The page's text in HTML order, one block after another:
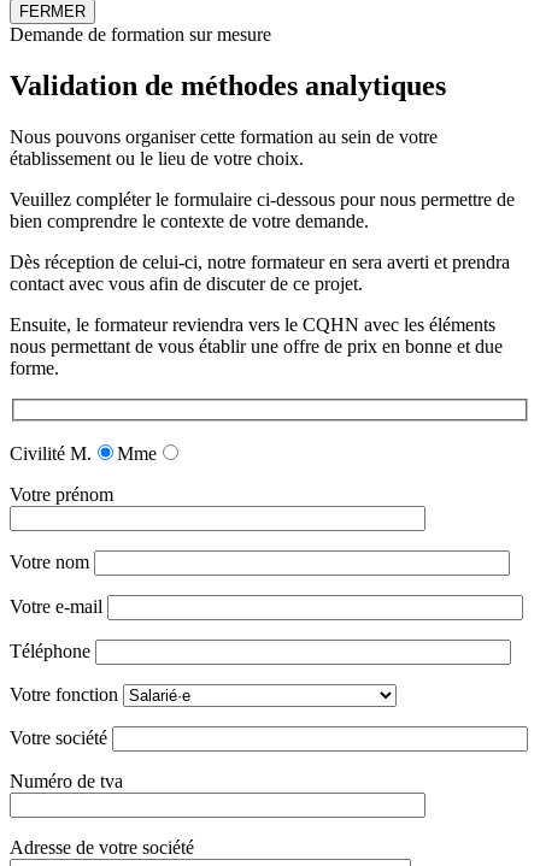
FERMER
Demande de formation sur mesure
Validation de méthodes analytiques
Nous pouvons organiser cette formation au sein de votre
établissement ou le lieu de votre choix.
Veuillez compléter le formulaire ci-dessous pour nous permettre de
bien comprendre le contexte de votre demande.
Dès réception de celui-ci, notre formateur en sera averti et prendra
contact avec vous afin de discuter de ce projet.
Ensuite, le formateur reviendra vers le CQHN avec les éléments
nous permettant de vous établir une offre de prix en bonne et due
forme.
Civilité M.
Mme
Votre prénom
Votre nom
Votre e-mail
Téléphone
Votre fonction
Votre société
Numéro de tva
Adresse de votre société